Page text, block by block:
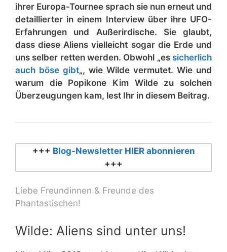
ihrer Europa-Tournee sprach sie nun erneut und
detaillierter in einem Interview über ihre UFO-
Erfahrungen und Außerirdische. Sie glaubt,
dass diese Aliens vielleicht sogar die Erde und
uns selber retten werden. Obwohl „es sicherlich
auch böse gibt„, wie Wilde vermutet. Wie und
warum die Popikone Kim Wilde zu solchen
Überzeugungen kam, lest Ihr in diesem Beitrag.
+++ Blog-Newsletter HIER abonnieren
+++
Liebe Freundinnen & Freunde des
Phantastischen!
Wilde: Aliens sind unter uns!